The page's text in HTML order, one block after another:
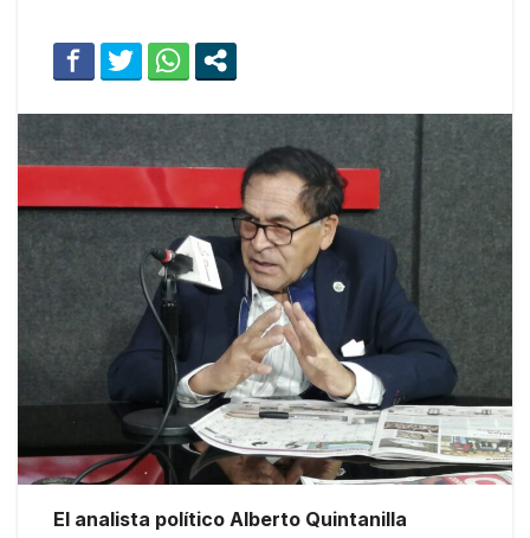
El analista político Alberto Quintanilla